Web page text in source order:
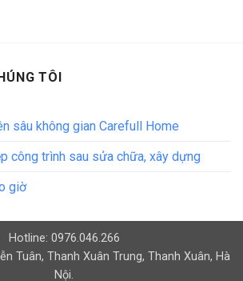
TÔI
sâu không gian Carefull Home
công trình sau sửa chữa, xây dựng
giờ
Hotline: 0976.046.266
Tuân, Thanh Xuân Trung, Thanh Xuân, Hà
Nội.